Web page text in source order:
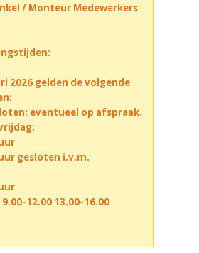
/ Monteur Medewerkers
2026 gelden de volgende
eventueel op afspraak.
gesloten i.v.m.
12.00 13.00-16.00